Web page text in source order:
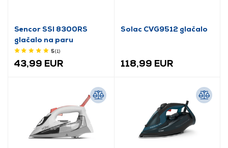
Sencor SSI 8300RS
glačalo na paru
5(1)
43,99 EUR
Solac CVG9512 glačalo
118,99 EUR